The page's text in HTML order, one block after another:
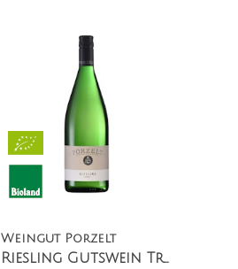
Weingut Porzelt
Riesling Gutswein Trocken (1-LITER)